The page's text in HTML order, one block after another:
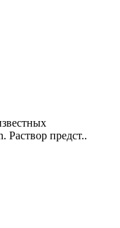
Раствор предст..